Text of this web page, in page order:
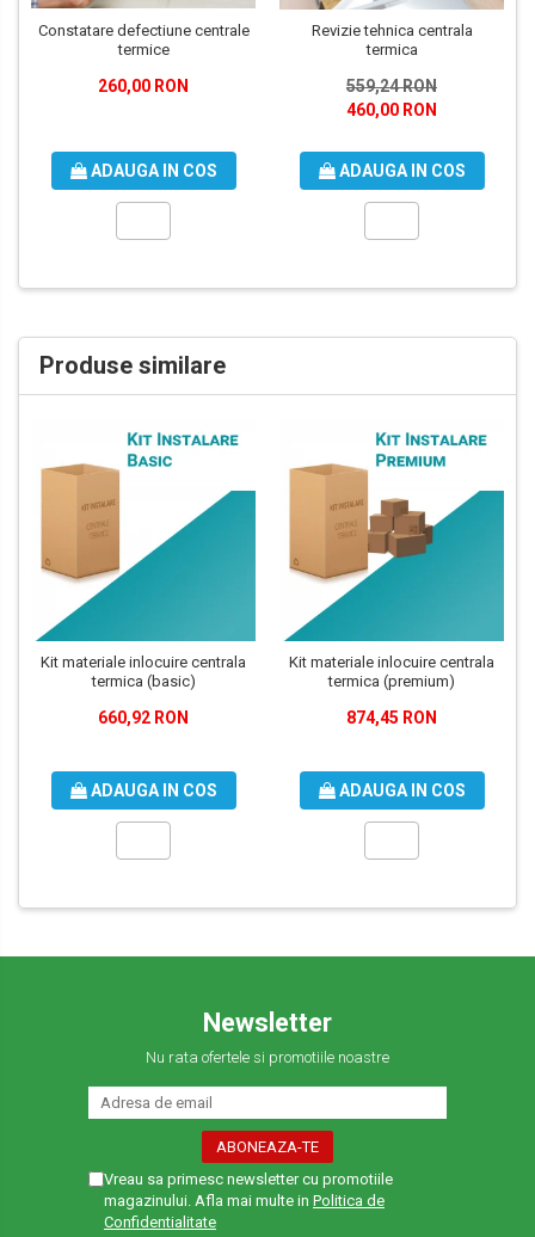
Constatare defectiune centrale
termice
260,00 RON
ADAUGA IN COS
Revizie tehnica centrala
termica
559,24 RON
460,00 RON
ADAUGA IN COS
Produse similare
Kit materiale inlocuire centrala
termica (basic)
660,92 RON
ADAUGA IN COS
Kit materiale inlocuire centrala
termica (premium)
874,45 RON
ADAUGA IN COS
Newsletter
Nu rata ofertele si promotiile noastre
Vreau sa primesc newsletter cu promotiile
magazinului. Afla mai multe in Politica de
Confidentialitate